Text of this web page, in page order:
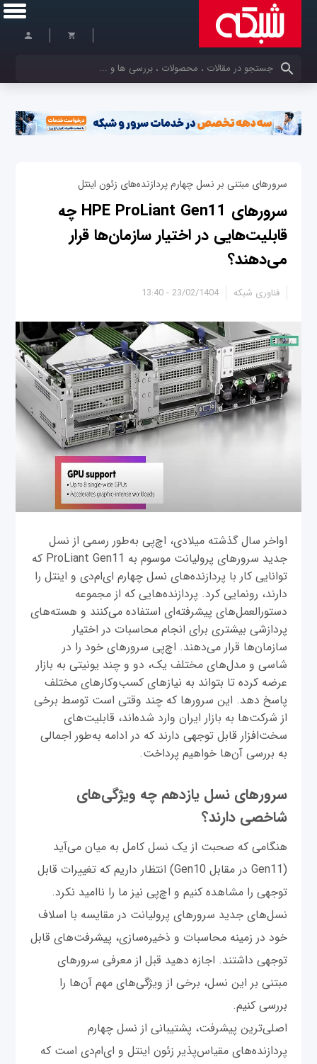
کلمات کلیدی خود را وارد کنید
سرورهای مبتنی بر نسل چهارم پردازنده‌های زئون اینتل
سرورهای HPE ProLiant Gen11 چه
قابلیت‌هایی در اختیار سازمان‌ها قرار
می‌دهند؟
23/02/1404 - 13:40 فناوری شبکه
اواخر سال گذشته میلادی، اچ‌پی به‌طور رسمی از نسل
جدید سرورهای پرولیانت موسوم به ProLiant Gen11 که
توانایی کار با پردازنده‌های نسل چهارم ای‌ام‌دی و اینتل را
دارند، رونمایی کرد. پردازنده‌هایی که از مجموعه
دستورالعمل‌های پیشرفته‌ای استفاده می‌کنند و هسته‌های
پردازشی بیشتری برای انجام محاسبات در اختیار
سازمان‌ها قرار می‌دهند. اچ‌پی سرورهای خود را در
شاسی و مدل‌های مختلف یک، دو و چند یونیتی به بازار
عرضه کرده تا بتواند به نیازهای کسب‌وکارهای مختلف
پاسخ دهد. این سرورها که چند وقتی است توسط برخی
از شرکت‌ها به بازار ایران وارد شده‌اند، قابلیت‌های
سخت‌افزار قابل توجهی دارند که در ادامه به‌طور اجمالی
به بررسی آن‌ها خواهیم پرداخت.
سرورهای نسل یازدهم چه ویژگی‌های
شاخصی دارند؟
هنگامی که صحبت از یک نسل کامل به میان می‌آید
(Gen11 در مقابل Gen10) انتظار داریم که تغییرات قابل
توجهی را مشاهده کنیم و اچ‌پی نیز ما را ناامید نکرد.
نسل‌های جدید سرورهای پرولیانت در مقایسه با اسلاف
خود در زمینه‌ محاسبات و ذخیره‌سازی، پیشرفت‌های قابل
توجهی داشتند. اجازه دهید قبل از معرفی سرورهای
مبتنی بر این نسل، برخی از ویژگی‌های مهم آن‌ها را
بررسی کنیم.
اصلی‌ترین پیشرفت، پشتیبانی از نسل چهارم
پردازنده‌های مقیاس‌پذیر زئون اینتل و ای‌ام‌دی است که